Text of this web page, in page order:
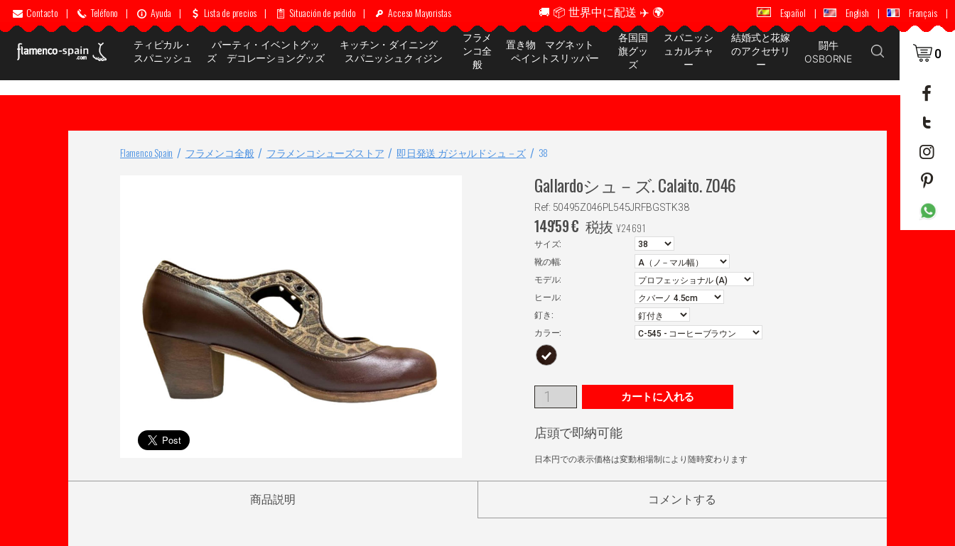
Contacto | Teléfono | Ayuda | Lista de precios | Situación de pedido | Acceso Mayoristas 🚚 📦 世界中に配送 ✈️ 🌍 🚚 📦 世界中に配送 ✈️ 🌍
Español | English | Français |
ティピカル・
スパニッシュ
パーティ・イベントグッ
ズ デコレーショングッズ
キッチン・ダイニング
スパニッシュクィジン
フラメ
ンコ全
般
置き物 マグネット
ペイントスリッパー
各国国
旗グッ
ズ
スパニッシ
ュカルチャ
ー
結婚式と花嫁
のアクセサリ
ー
闘牛
OSBORNE
0
Flamenco Spain フラメンコ全般 フラメンコシューズストア 即日発送 ガジャルドシュ－ズ 38
Gallardoシュ－ズ. Calaito. Z046
Ref: 50495Z046PL545JRFBGSTK38
149'59€ 税抜 ¥24691
サイズ:
靴の幅:
モデル:
ヒール:
釘き:
カラー:
カートに入れる
店頭で即納可能
日本円での表示価格は変動相場制により随時変わります
商品説明 コメントする